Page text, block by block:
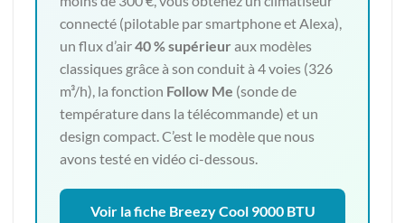
connecté (pilotable par smartphone et Alexa),
un flux d’air40 % supérieur aux modèles
classiques grâce à son conduit à 4 voies (326
m³/h), la fonction Follow Me (sonde de
température dans la télécommande) et un
design compact. C’est le modèle que nous
avons testé en vidéo ci-dessous.
Voir la fiche Breezy Cool 9000 BTU